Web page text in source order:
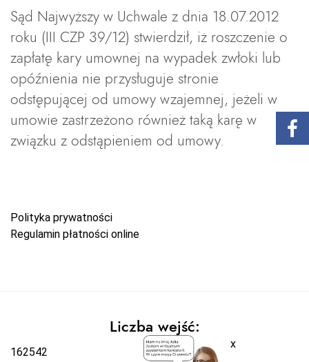
x
Sąd Najwyższy w Uchwale z dnia 18.07.2012
roku (III CZP 39/12) stwierdził, iż roszczenie o
zapłatę kary umownej na wypadek zwłoki lub
opóźnienia nie przysługuje stronie
odstępującej od umowy wzajemnej, jeżeli w
umowie zastrzeżono również taką karę w
związku z odstąpieniem od umowy.
Polityka prywatności
Regulamin płatności online
Liczba wejść:
162542